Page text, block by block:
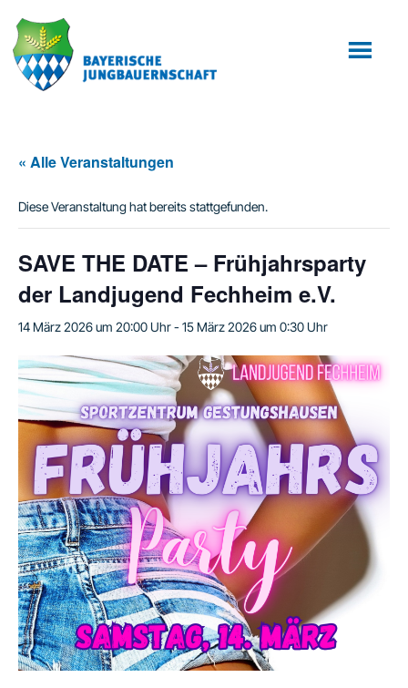
Inhalt
springen
Fußzeile
springen
« Alle Veranstaltungen
Diese Veranstaltung hat bereits stattgefunden.
SAVE THE DATE – Frühjahrsparty
der Landjugend Fechheim e.V.
14 März 2026 um 20:00 Uhr-15 März 2026 um 0:30 Uhr